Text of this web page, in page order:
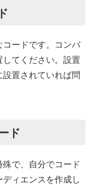
ードです。コンバ
てください。設置
置されていれば問
ド
で、自分でコード
ィエンスを作成し